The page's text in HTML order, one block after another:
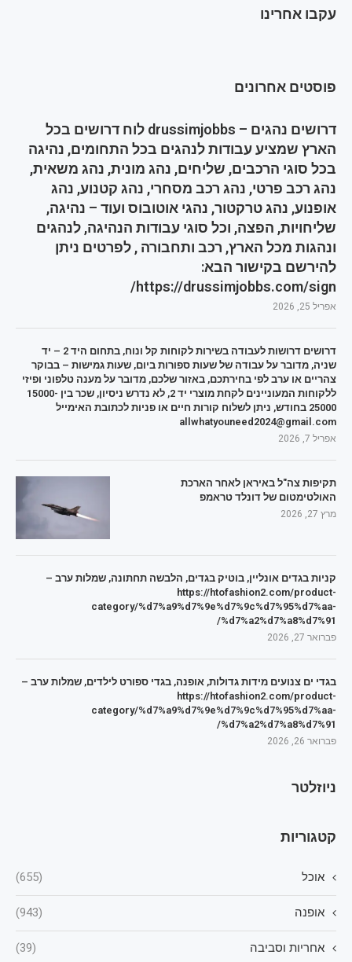
עקבו אחרינו
פוסטים אחרונים
דרושים נהגים – drussimjobbs לוח דרושים בכל
הארץ שמציע עבודות לנהגים בכל התחומים, נהיגה
בכל סוגי הרכבים, שליחים, נהג מונית, נהג משאית,
נהג רכב פרטי, נהג רכב מסחרי, נהג קטנוע, נהג
אופנוע, נהג טרקטור, נהגי אוטובוס ועוד – נהיגה,
שליחויות, הפצה, וכל סוגי עבודות הנהיגה, לנהגים
ונהגות מכל הארץ, רכב ותחבורה , לפרטים ניתן
להירשם בקישור הבא:
https://drussimjobbs.com/sign/
אפריל 25, 2026
דרושים דרושות לעבודה בשירות לקוחות קל ונוח, בתחום היד 2 – יד
שניה, מדובר על עבודה של שעות ספורות ביום, שעות גמישות – בבוקר
צהריים או ערב לפי בחירתכם, באזור שלכם, מדובר על מענה טלפוני ופיזי
ללקוחות המעוניינים לקחת מוצרי יד 2, לא נדרש ניסיון, שכר בין 15000-
25000 בחודש, ניתן לשלוח קורות חיים או פניות לכתובת האימייל
allwhatyouneed2024@gmail.com
אפריל 7, 2026
תקיפות צה"ל באיראן לאחר הארכת
האולטימטום של דונלד טראמפ
מרץ 27, 2026
קניות בגדים אונליין, בוטיק בגדים, הלבשה תחתונה, שמלות ערב –
https://htofashion2.com/product-
category/%d7%a9%d7%9e%d7%9c%d7%95%d7%aa-
%d7%a2%d7%a8%d7%91/
פברואר 27, 2026
בגדי ים צנועים מידות גדולות, אופנה, בגדי ספורט לילדים, שמלות ערב –
https://htofashion2.com/product-
category/%d7%a9%d7%9e%d7%9c%d7%95%d7%aa-
%d7%a2%d7%a8%d7%91/
פברואר 26, 2026
ניוזלטר
קטגוריות
אוכל (655)
אופנה (943)
אחריות וסביבה (39)